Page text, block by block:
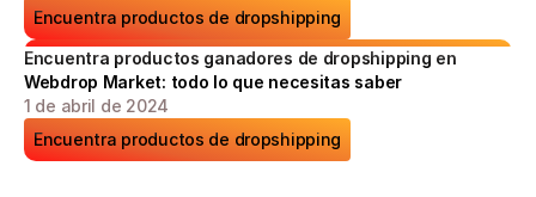
Encuentra productos de dropshipping
Encuentra productos ganadores de dropshipping en
Webdrop Market: todo lo que necesitas saber
1 de abril de 2024
Encuentra productos de dropshipping